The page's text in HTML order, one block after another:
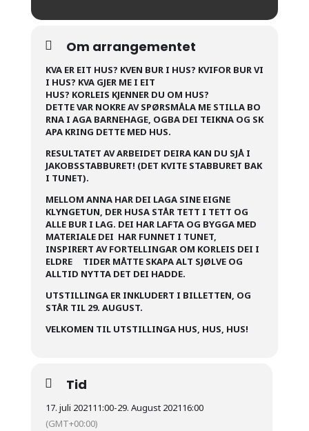
Om arrangementet
KVA ER EIT HUS? KVEN BUR I HUS? KVIFOR BUR VI
I HUS? KVA GJER ME I EIT
HUS? KORLEIS KJENNER DU OM HUS?
DETTE VAR NOKRE AV SPØRSMÅLA ME STILLA BO
RNA I AGA BARNEHAGE, OGBA DEI TEIKNA OG SK
APA KRING DETTE MED HUS.
RESULTATET AV ARBEIDET DEIRA KAN DU SJÅ I
JAKOBSSTABBURET! (DET KVITE STABBURET BAK
I TUNET).
MELLOM ANNA HAR DEI LAGA SINE EIGNE
KLYNGETUN, DER HUSA STÅR TETT I TETT OG
ALLE BUR I LAG. DEI HAR LAFTA OG BYGGA MED
MATERIALE DEI HAR FUNNET I TUNET,
INSPIRERT AV FORTELLINGAR OM KORLEIS DEI I
ELDRE TIDER MÅTTE SKAPA ALT SJØLVE OG
ALLTID NYTTA DET DEI HADDE.
UTSTILLINGA ER INKLUDERT I BILLETTEN, OG
STÅR TIL 29. AUGUST.
VELKOMEN TIL UTSTILLINGA HUS, HUS, HUS!
Tid
17. juli 202111:00-29. August 202116:00
(GMT+00:00)